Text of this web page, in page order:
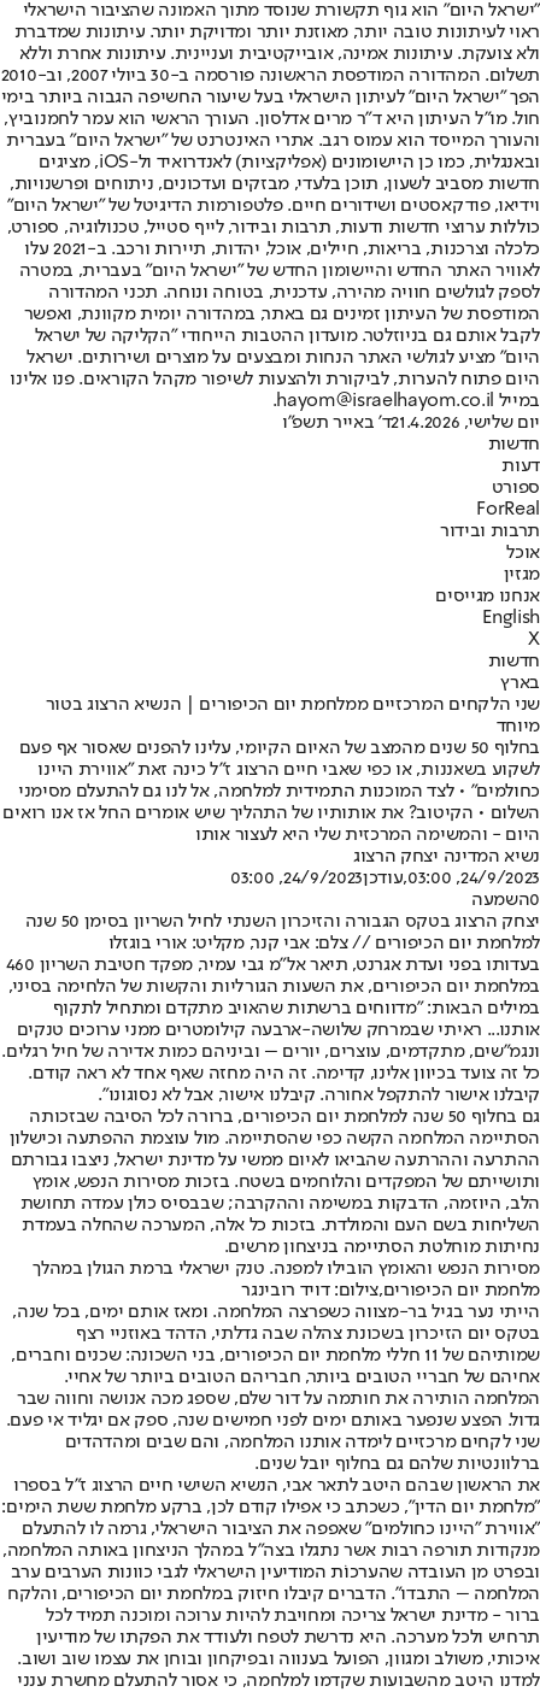
"ישראל היום" הוא גוף תקשורת שנוסד מתוך האמונה שהציבור הישראלי
ראוי לעיתונות טובה יותר, מאוזנת יותר ומדויקת יותר. עיתונות שמדברת
ולא צועקת. עיתונות אמינה, אובייקטיבית ועניינית. עיתונות אחרת וללא
תשלום. המהדורה המודפסת הראשונה פורסמה ב-30 ביולי 2007, וב-2010
הפך "ישראל היום" לעיתון הישראלי בעל שיעור החשיפה הגבוה ביותר בימי
חול. מו"ל העיתון היא ד"ר מרים אדלסון. העורך הראשי הוא עמר לחמנוביץ,
והעורך המייסד הוא עמוס רגב. אתרי האינטרנט של "ישראל היום" בעברית
ובאנגלית, כמו כן היישומונים (אפליקציות) לאנדרואיד ול-iOS, מציגים
חדשות מסביב לשעון, תוכן בלעדי, מבזקים ועדכונים, ניתוחים ופרשנויות,
וידיאו, פודקאסטים ושידורים חיים. פלטפורמות הדיגיטל של "ישראל היום"
כוללות ערוצי חדשות ודעות, תרבות ובידור, לייף סטייל, טכנולוגיה, ספורט,
כלכלה וצרכנות, בריאות, חיילים, אוכל, יהדות, תיירות ורכב. ב-2021 עלו
לאוויר האתר החדש והיישומון החדש של "ישראל היום" בעברית, במטרה
לספק לגולשים חוויה מהירה, עדכנית, בטוחה ונוחה. תכני המהדורה
המודפסת של העיתון זמינים גם באתר, במהדורה יומית מקוונת, ואפשר
לקבל אותם גם בניוזלטר. מועדון ההטבות הייחודי "הקליקה של ישראל
היום" מציע לגולשי האתר הנחות ומבצעים על מוצרים ושירותים. ישראל
היום פתוח להערות, לביקורת ולהצעות לשיפור מקהל הקוראים. פנו אלינו
במייל hayom@israelhayom.co.il.
יום שלישי, 21.4.2026
ד' באייר תשפ"ו
חדשות
דעות
ספורט
ForReal
תרבות ובידור
אוכל
מגזין
אנחנו מגייסים
English
X
חדשות
בארץ
שני הלקחים המרכזיים ממלחמת יום הכיפורים | הנשיא הרצוג בטור
מיוחד
בחלוף 50 שנים מהמצב של האיום הקיומי, עלינו להפנים שאסור אף פעם
לשקוע בשאננות, או כפי שאבי חיים הרצוג ז"ל כינה זאת "אווירת היינו
כחולמים" • לצד המוכנות התמידית למלחמה, אל לנו גם להתעלם מסימני
השלום • הקיטוב? את אותותיו של התהליך שיש אומרים החל אז אנו רואים
היום - והמשימה המרכזית שלי היא לעצור אותו
נשיא המדינה יצחק הרצוג
24/9/2023, 03:00
,עודכן24/9/2023, 03:00
0השמעה
יצחק הרצוג בטקס הגבורה והזיכרון השנתי לחיל השריון בסימן 50 שנה
למלחמת יום הכיפורים // צלם: אבי קנר, מקליט: אורי בוגזלו
בעדותו בפני ועדת אגרנט, תיאר אל"מ גבי עמיר, מפקד חטיבת השריון 460
במלחמת יום הכיפורים, את השעות הגורליות והקשות של הלחימה בסיני,
במילים הבאות: "מדווחים ברשתות שהאויב מתקדם ומתחיל לתקוף
אותנו... ראיתי שבמרחק שלושה-ארבעה קילומטרים ממני ערוכים טנקים
ונגמ"שים, מתקדמים, עוצרים, יורים – וביניהם כמות אדירה של חיל רגלים.
כל זה צועד בכיוון אלינו, קדימה. זה היה מחזה שאף אחד לא ראה קודם.
קיבלנו אישור להתקפל אחורה. קיבלנו אישור, אבל לא נסוגונו".
גם בחלוף 50 שנה למלחמת יום הכיפורים, ברורה לכל הסיבה שבזכותה
הסתיימה המלחמה הקשה כפי שהסתיימה. מול עוצמת ההפתעה וכישלון
ההתרעה וההרתעה שהביאו לאיום ממשי על מדינת ישראל, ניצבו גבורתם
ותושייתם של המפקדים והלוחמים בשטח. בזכות מסירות הנפש, אומץ
הלב, היוזמה, הדבקות במשימה וההקרבה; שבבסיס כולן עמדה תחושת
השליחות בשם העם והמולדת. בזכות כל אלה, המערכה שהחלה בעמדת
נחיתות מוחלטת הסתיימה בניצחון מרשים.
מסירות הנפש והאומץ הובילו למפנה. טנק ישראלי ברמת הגולן במהלך
מלחמת יום הכיפורים,צילום: דויד רובינגר
הייתי נער בגיל בר-מצווה כשפרצה המלחמה. ומאז אותם ימים, בכל שנה,
בטקס יום הזיכרון בשכונת צהלה שבה גדלתי, הדהד באוזניי רצף
שמותיהם של 11 חללי מלחמת יום הכיפורים, בני השכונה: שכנים וחברים,
אחיהם של חבריי הטובים ביותר, חבריהם הטובים ביותר של אחיי.
המלחמה הותירה את חותמה על דור שלם, שספג מכה אנושה וחווה שבר
גדול. הפצע שנפער באותם ימים לפני חמישים שנה, ספק אם יגליד אי פעם.
שני לקחים מרכזיים לימדה אותנו המלחמה, והם שבים ומהדהדים
ברלוונטיות שלהם גם בחלוף יובל שנים.
את הראשון שבהם היטב לתאר אבי, הנשיא השישי חיים הרצוג ז״ל בספרו
״מלחמת יום הדין״, כשכתב כי אפילו קודם לכן, ברקע מלחמת ששת הימים:
״אווירת "היינו כחולמים" שאפפה את הציבור הישראלי, גרמה לו להתעלם
מנקודות תורפה רבות אשר נתגלו בצה"ל במהלך הניצחון באותה המלחמה,
ובפרט מן העובדה שהערכוֹת המודיעין הישראלי לגבי כוונות הערבים ערב
המלחמה – התבדו״. הדברים קיבלו חיזוק במלחמת יום הכיפורים, והלקח
ברור - מדינת ישראל צריכה ומחויבת להיות ערוכה ומוכנה תמיד לכל
תרחיש ולכל מערכה. היא נדרשת לטפח ולעודד את הפקתו של מודיעין
איכותי, משולב ומגוון, הפועל בענווה ובפיקחון ובוחן את עצמו שוב ושוב.
למדנו היטב מהשבועות שקדמו למלחמה, כי אסור להתעלם מחשרת ענני